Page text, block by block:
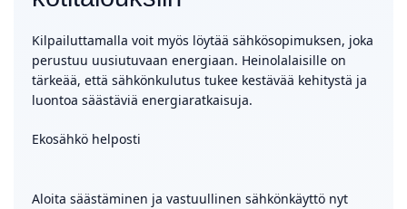
Kilpailuttamalla voit myös löytää sähkösopimuksen, joka
perustuu uusiutuvaan energiaan. Heinolalaisille on
tärkeää, että sähkönkulutus tukee kestävää kehitystä ja
luontoa säästäviä energiaratkaisuja.
Ekosähkö helposti
Aloita säästäminen ja vastuullinen sähkönkäyttö nyt